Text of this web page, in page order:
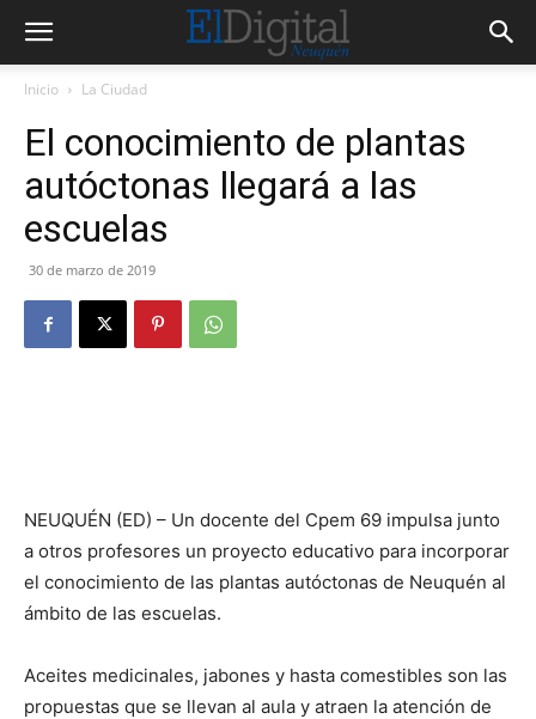
Inicio La Ciudad
El conocimiento de plantas
autóctonas llegará a las
escuelas
30 de marzo de 2019
NEUQUÉN (ED) – Un docente del Cpem 69 impulsa junto
a otros profesores un proyecto educativo para incorporar
el conocimiento de las plantas autóctonas de Neuquén al
ámbito de las escuelas.
Aceites medicinales, jabones y hasta comestibles son las
propuestas que se llevan al aula y atraen la atención de